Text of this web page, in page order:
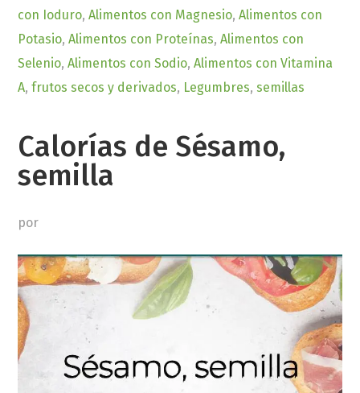
con Ioduro,Alimentos con Magnesio,Alimentos con
Potasio,Alimentos con Proteínas,Alimentos con
Selenio,Alimentos con Sodio,Alimentos con Vitamina
A,frutos secos y derivados, Legumbres, semillas
Calorías de Sésamo,
semilla
por